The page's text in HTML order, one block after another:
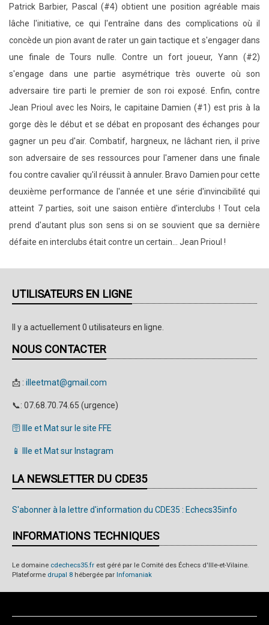
Patrick Barbier, Pascal (#4) obtient une position agréable mais
lâche l'initiative, ce qui l'entraîne dans des complications où il
concède un pion avant de rater un gain tactique et s'engager dans
une finale de Tours nulle. Contre un fort joueur, Yann (#2)
s'engage dans une partie asymétrique très ouverte où son
adversaire tire parti le premier de son roi exposé. Enfin, contre
Jean Prioul avec les Noirs, le capitaine Damien (#1) est pris à la
gorge dès le début et se débat en proposant des échanges pour
gagner un peu d'air. Combatif, hargneux, ne lâchant rien, il prive
son adversaire de ses ressources pour l'amener dans une finale
fou contre cavalier qu'il réussit à annuler. Bravo Damien pour cette
deuxième performance de l'année et une série d'invincibilité qui
atteint 7 parties, soit une saison entière d'interclubs ! Tout cela
prend d'autant plus son sens si on se souvient que sa dernière
défaite en interclubs était contre un certain... Jean Prioul !
UTILISATEURS EN LIGNE
Il y a actuellement 0 utilisateurs en ligne.
NOUS CONTACTER
📩 : illeetmat@gmail.com
📞: 07.68.70.74.65 (urgence)
🛜 Ille et Mat sur le site FFE
📱 Ille et Mat sur Instagram
LA NEWSLETTER DU CDE35
S'abonner à la lettre d'information du CDE35 : Echecs35info
INFORMATIONS TECHNIQUES
Le domaine cdechecs35.fr est géré par le Comité des Échecs d'Ille-et-Vilaine.
Plateforme drupal 8 hébergée par Infomaniak